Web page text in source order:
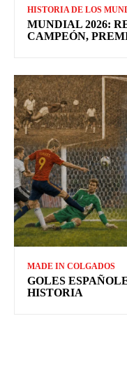
HISTORIA DE LOS
MUNDIAL 2026:
CAMPEÓN,
MADE IN COLGADOS
GOLES
HISTORIA